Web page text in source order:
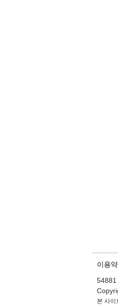
이용
54881
본 사이